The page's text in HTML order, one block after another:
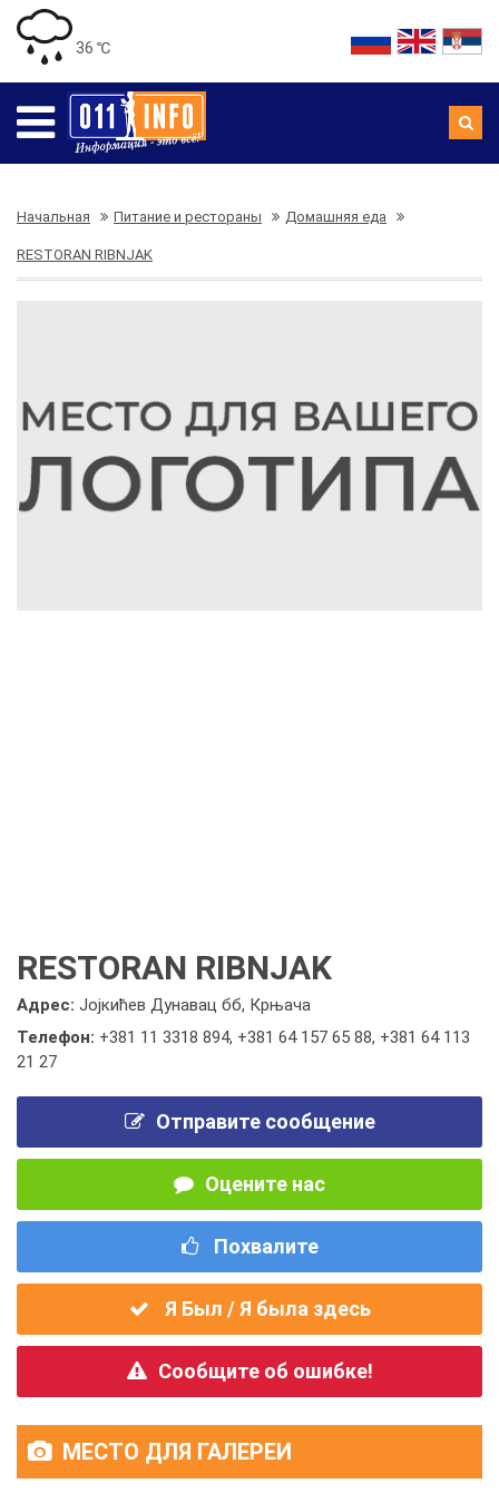
36 ℃
Начальная Питание и рестораны Домашняя еда
RESTORAN RIBNJAK
RESTORAN RIBNJAK
Адрес: Јојкићев Дунавац бб, Крњача
Телефон: +381 11 3318 894, +381 64 157 65 88, +381 64 113
21 27
Отправите сообщение
Оцените нас
Похвалите
Я Был / Я была здесь
Сообщите об ошибке!
МЕСТО ДЛЯ ГАЛЕРЕИ